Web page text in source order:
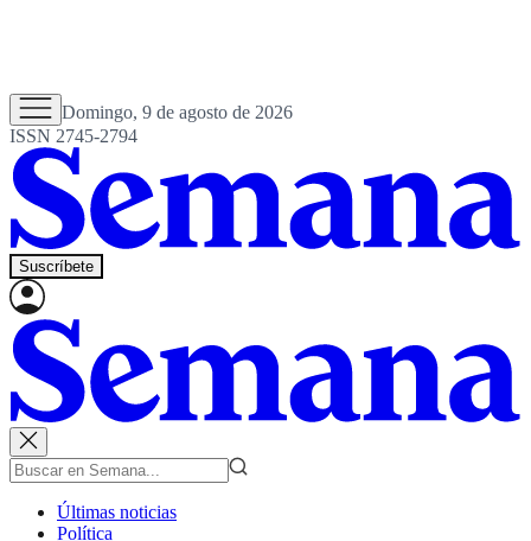
Domingo, 9 de agosto de 2026
ISSN 2745-2794
Suscríbete
Últimas noticias
Política